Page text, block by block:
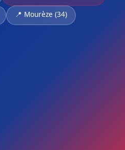
📍 Mourèze (34)